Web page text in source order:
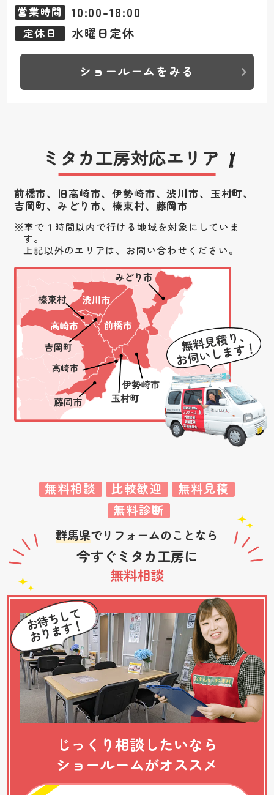
営業時間 10:00-18:00
定休日 水曜日定休
ショールームをみる
ミタカ工房対応エリア
前橋市、旧高崎市、伊勢崎市、渋川市、 玉村町、
吉岡町、みどり市、榛東村、藤岡市
車で１時間以内で行ける地域を対象にしていま
す。
上記以外のエリアは、お問い合わせください。
無料相談 比較歓迎
無料見積
無料診断
群馬県でリフォームのことなら
今すぐミタカ工房に
無料相談
じっくり相談したいなら
ショールームがオススメ